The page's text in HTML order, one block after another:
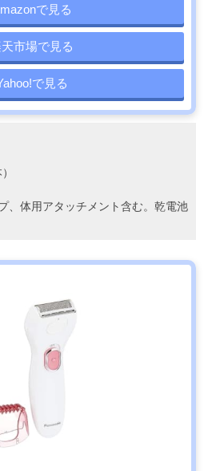
で見る
市場で見る
で見る
、体用アタッチメント含む。乾電池